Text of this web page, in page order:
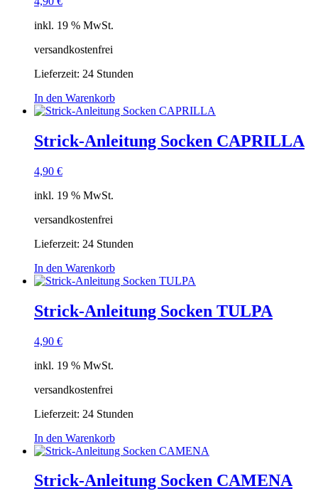
inkl. 19 % MwSt.
versandkostenfrei
Lieferzeit: 24 Stunden
In den Warenkorb
Strick-Anleitung Socken CAPRILLA
4,90 €
inkl. 19 % MwSt.
versandkostenfrei
Lieferzeit: 24 Stunden
In den Warenkorb
Strick-Anleitung Socken TULPA
4,90 €
inkl. 19 % MwSt.
versandkostenfrei
Lieferzeit: 24 Stunden
In den Warenkorb
Strick-Anleitung Socken CAMENA